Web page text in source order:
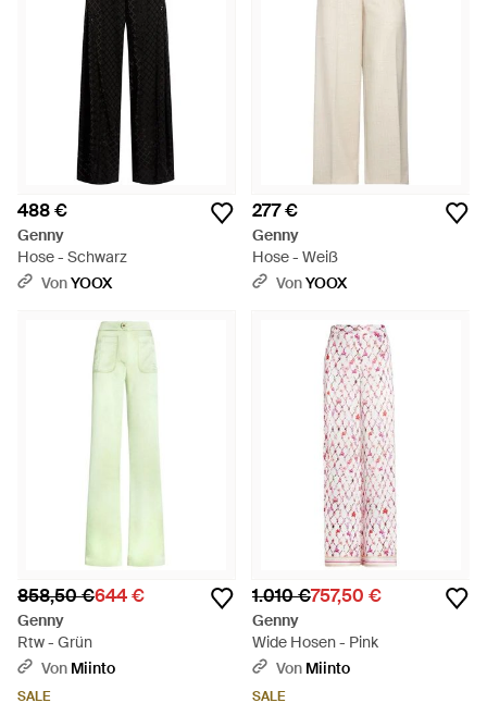
488 €
Genny
Hose - Schwarz
VonYOOX
277 €
Genny
Hose - Weiß
VonYOOX
858,50 €644 €
Genny
Rtw - Grün
Von Miinto
SALE
1.010 €757,50 €
Genny
Wide Hosen - Pink
Von Miinto
SALE